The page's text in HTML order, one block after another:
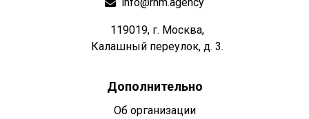
119019, г. Москва,
Калашный переулок, д. 3.
Дополнительно
Об организации